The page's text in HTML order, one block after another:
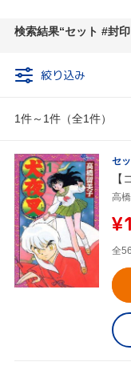
検索結果 セット #封
絞り込み
1件～1件（全1件）
セ
【
高
全